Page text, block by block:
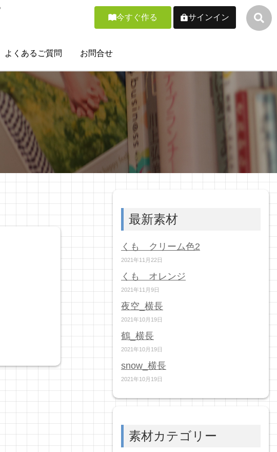
今すぐ作る サインイン
よくあるご質問 お問合せ
最新素材
くも クリーム色2
2021年11月22日
くも オレンジ
2021年11月9日
夜空_横長
2021年10月19日
鶴_横長
2021年10月19日
snow_横長
2021年10月19日
素材カテゴリー